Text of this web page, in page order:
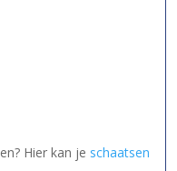
Hier kan je schaatsen